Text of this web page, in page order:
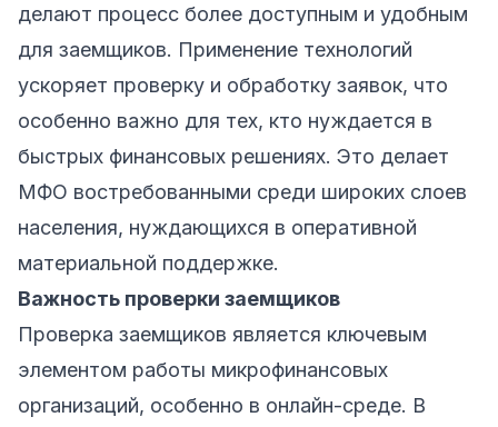
делают процесс более доступным и удобным
для заемщиков. Применение технологий
ускоряет проверку и обработку заявок, что
особенно важно для тех, кто нуждается в
быстрых финансовых решениях. Это делает
МФО востребованными среди широких слоев
населения, нуждающихся в оперативной
материальной поддержке.
Важность проверки заемщиков
Проверка заемщиков является ключевым
элементом работы микрофинансовых
организаций, особенно в онлайн-среде. В